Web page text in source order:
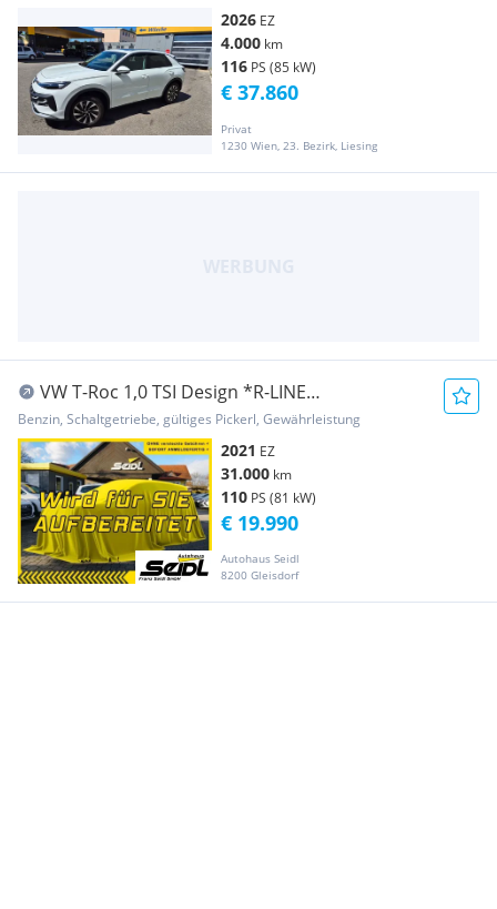
2026 EZ
4.000 km
116 PS (85 kW)
Privat
1230 Wien, 23. Bezirk, Liesing
€ 37.860
VW T-Roc 1,0 TSI Design *R-LINE
INT+EXT+VIRTUAL*
Benzin, Schaltgetriebe, gültiges Pickerl, Gewährleistung
2021 EZ
31.000 km
110 PS (81 kW)
Autohaus Seidl
8200 Gleisdorf
€ 19.990